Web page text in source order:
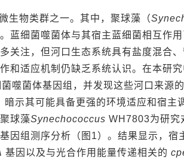
生物类群之一。其中，聚球藻（
蓝细菌噬菌体与其宿主蓝细菌相互作
关注，但河口生态系统具有盐度混合
和适应机制仍缺乏系统认识。在本研
噬菌体基因组，并发现这些河口来源
示其可能具备更强的环境适应和宿主
球藻Synechococcus WH7803为研究
因组测序分析（图1）。结果显示，
基因以及与光合作用能量传递相关的